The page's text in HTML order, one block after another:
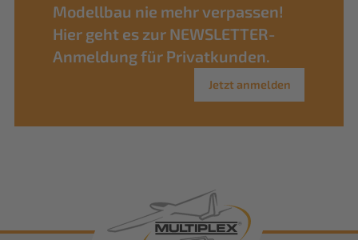
Modellbau nie mehr verpassen!
Hier geht es zur NEWSLETTER-
Anmeldung für Privatkunden.
Jetzt anmelden